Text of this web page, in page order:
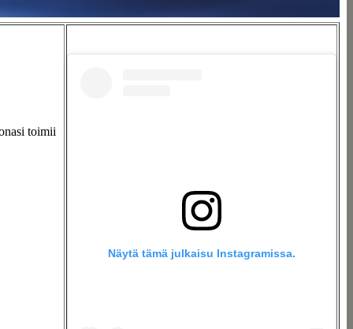
toimii
Näytä tämä julkaisu Instagramissa.